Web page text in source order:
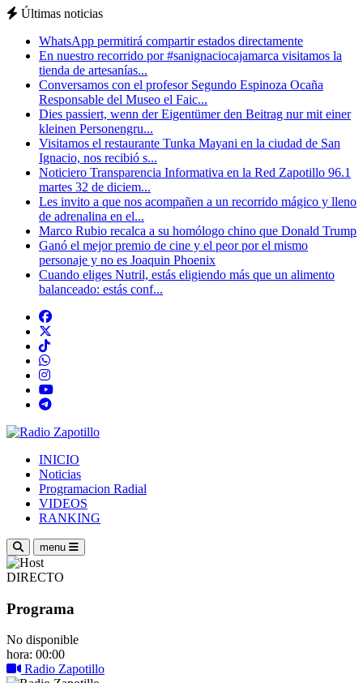
Últimas noticias
WhatsApp permitirá compartir estados directamente
En nuestro recorrido por #sanignaciocajamarca visitamos la
tienda de artesanías...
Conversamos con el profesor Segundo Espinoza Ocaña
Responsable del Museo el Faic...
Dies passiert, wenn der Eigentümer den Beitrag nur mit einer
kleinen Personengru...
Visitamos el restaurante Tunka Mayani en la ciudad de San
Ignacio, nos recibió s...
Noticiero Transparencia Informativa en la Red Zapotillo 96.1
martes 32 de diciem...
Les invito a que nos acompañen a un recorrido mágico y lleno
de adrenalina en el...
Marco Rubio recalca a su homólogo chino que Donald Trump
Ganó el mejor premio de cine y el peor por el mismo
personaje y no es Joaquin Phoenix
Cuando eliges Nutril, estás eligiendo más que un alimento
balanceado: estás conf...
INICIO
Noticias
Programacion Radial
VIDEOS
RANKING
menu
DIRECTO
Programa
No disponible
hora: 00:00
Radio Zapotillo